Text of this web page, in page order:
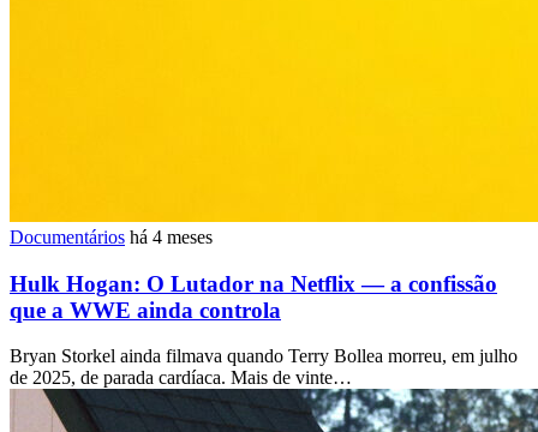
Documentários há 4 meses
Hulk Hogan: O Lutador na Netflix — a confissão
que a WWE ainda controla
Bryan Storkel ainda filmava quando Terry Bollea morreu, em julho
de 2025, de parada cardíaca. Mais de vinte…